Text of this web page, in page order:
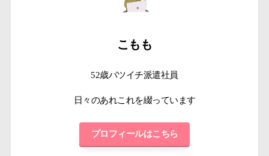
こもも
52歳バツイチ派遣社員
日々のあれこれを綴っています
プロフィールはこちら